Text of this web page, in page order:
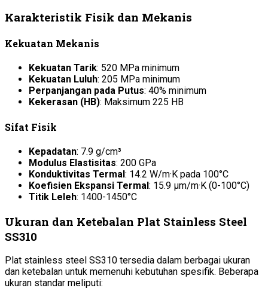
Karakteristik Fisik dan Mekanis
Kekuatan Mekanis
Kekuatan Tarik: 520 MPa minimum
Kekuatan Luluh: 205 MPa minimum
Perpanjangan pada Putus: 40% minimum
Kekerasan (HB): Maksimum 225 HB
Sifat Fisik
Kepadatan: 7.9 g/cm³
Modulus Elastisitas: 200 GPa
Konduktivitas Termal: 14.2 W/m·K pada 100°C
Koefisien Ekspansi Termal: 15.9 µm/m·K (0-100°C)
Titik Leleh: 1400-1450°C
Ukuran dan Ketebalan Plat Stainless Steel
SS310
Plat stainless steel SS310 tersedia dalam berbagai ukuran
dan ketebalan untuk memenuhi kebutuhan spesifik. Beberapa
ukuran standar meliputi: